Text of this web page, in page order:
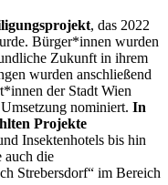
, das 2022
Bürger*innen wurden
Zukunft in ihrem
wurden anschließend
der Stadt Wien
nominiert. In
Projekte
Insektenhotels bis hin
auch die
Strebersdorf“ im Bereich